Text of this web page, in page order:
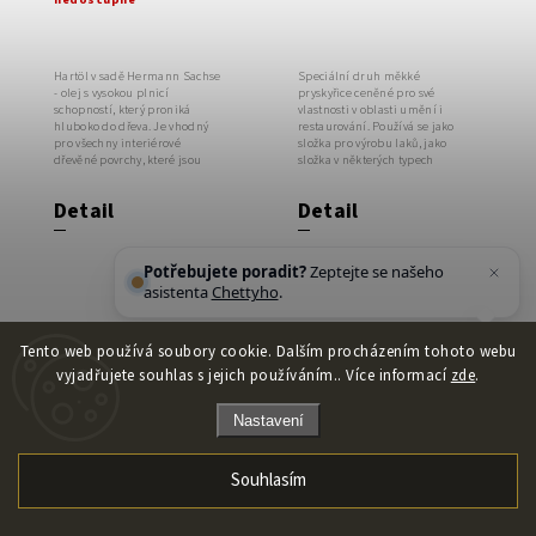
Tento web používá soubory cookie. Dalším procházením tohoto webu
vyjadřujete souhlas s jejich používáním.. Více informací zde.
Nastavení
Souhlasím
Detail
Hartöl v sadě Hermann Sachse
- olej s vysokou plnicí
schopností, který proniká
hluboko do dřeva. Je vhodný
pro všechny interiérové
dřevěné povrchy, které jsou
Detail
Speciální druh měkké
pryskyřice ceněné pro své
vlastnosti v oblasti umění i
restaurování. Používá se jako
složka pro výrobu laků, jako
složka v některých typech
Paraloid™ B
Paraloid™ B
44
Potřebujete poradit?Zeptejte se našeho
asistenta Chettyho.